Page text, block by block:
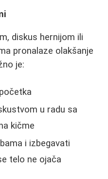
diskus hernijom ili
pronalaze olakšanje
je:
u radu sa
kičme
i izbegavati
telo ne ojača